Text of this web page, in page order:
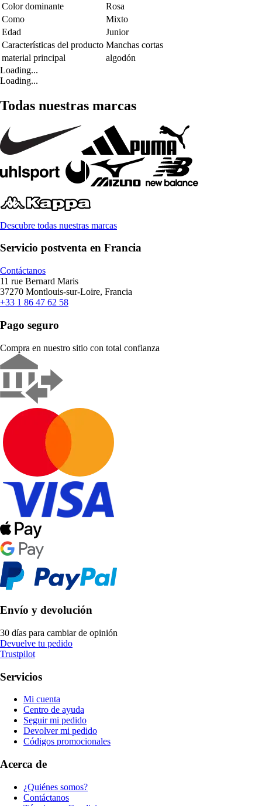
Color dominante
Rosa
Como
Mixto
Edad
Junior
Características del producto Manchas cortas
material principal
algodón
Loading...
Loading...
Todas nuestras marcas
Descubre todas nuestras marcas
Servicio postventa en Francia
Contáctanos
11 rue Bernard Maris
37270 Montlouis-sur-Loire, Francia
+33 1 86 47 62 58
Pago seguro
Compra en nuestro sitio con total confianza
Envío y devolución
30 días para cambiar de opinión
Devuelve tu pedido
Trustpilot
Servicios
Mi cuenta
Centro de ayuda
Seguir mi pedido
Devolver mi pedido
Códigos promocionales
Acerca de
¿Quiénes somos?
Contáctanos